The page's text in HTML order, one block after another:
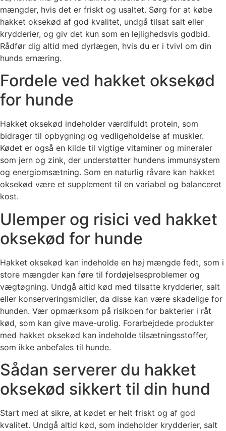
mængder, hvis det er friskt og usaltet. Sørg for at købe
hakket oksekød af god kvalitet, undgå tilsat salt eller
krydderier, og giv det kun som en lejlighedsvis godbid.
Rådfør dig altid med dyrlægen, hvis du er i tvivl om din
hunds ernæring.
Fordele ved hakket oksekød
for hunde
Hakket oksekød indeholder værdifuldt protein, som
bidrager til opbygning og vedligeholdelse af muskler.
Kødet er også en kilde til vigtige vitaminer og mineraler
som jern og zink, der understøtter hundens immunsystem
og energiomsætning. Som en naturlig råvare kan hakket
oksekød være et supplement til en variabel og balanceret
kost.
Ulemper og risici ved hakket
oksekød for hunde
Hakket oksekød kan indeholde en høj mængde fedt, som i
store mængder kan føre til fordøjelsesproblemer og
vægtøgning. Undgå altid kød med tilsatte krydderier, salt
eller konserveringsmidler, da disse kan være skadelige for
hunden. Vær opmærksom på risikoen for bakterier i råt
kød, som kan give mave-urolig. Forarbejdede produkter
med hakket oksekød kan indeholde tilsætningsstoffer,
som ikke anbefales til hunde.
Sådan serverer du hakket
oksekød sikkert til din hund
Start med at sikre, at kødet er helt friskt og af god
kvalitet. Undgå altid kød, som indeholder krydderier, salt